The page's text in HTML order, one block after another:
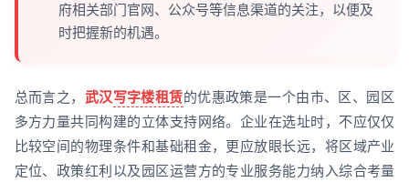
府相关部门官网、公众号等信息渠道的关注，以便及
时把握新的机遇。
总而言之， 武汉写字楼租赁的优惠政策是一个由市、区、园区
多方力量共同构建的立体支持网络。企业在选址时，不应仅仅
比较空间的物理条件和基础租金，更应放眼长远，将区域产业
定位、政策红利以及园区运营方的专业服务能力纳入综合考量